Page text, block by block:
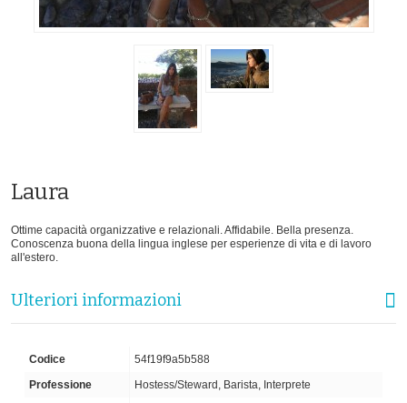
Laura
Ottime capacità organizzative e relazionali. Affidabile. Bella presenza.
Conoscenza buona della lingua inglese per esperienze di vita e di lavoro
all'estero.
Ulteriori informazioni
Codice
54f19f9a5b588
Professione
Hostess/Steward, Barista, Interprete